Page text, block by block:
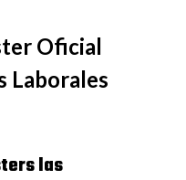
Oficial
Laborales
las